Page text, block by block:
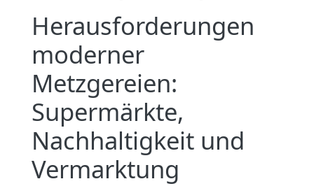
Herausforderungen
moderner
Metzgereien:
Supermärkte,
Nachhaltigkeit und
Vermarktung